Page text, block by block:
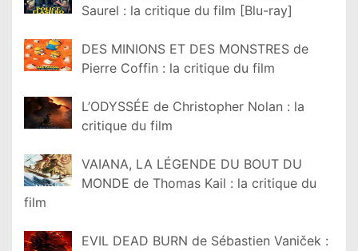
Saurel : la critique du film [Blu-ray]
DES MINIONS ET DES MONSTRES de
Pierre Coffin : la critique du film
L’ODYSSÉE de Christopher Nolan : la
critique du film
VAIANA, LA LÉGENDE DU BOUT DU
MONDE de Thomas Kail : la critique du
film
EVIL DEAD BURN de Sébastien Vaniček :